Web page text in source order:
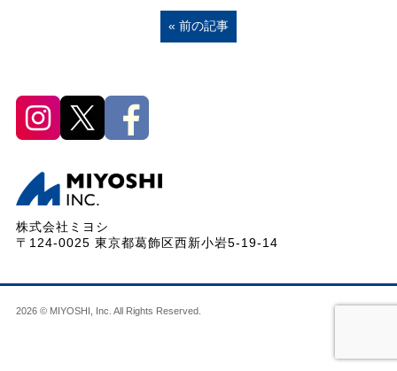
« 前の記事
株式会社ミヨシ
〒124-0025 東京都葛飾区西新小岩5-19-14
2026 © MIYOSHI, Inc. All Rights Reserved.